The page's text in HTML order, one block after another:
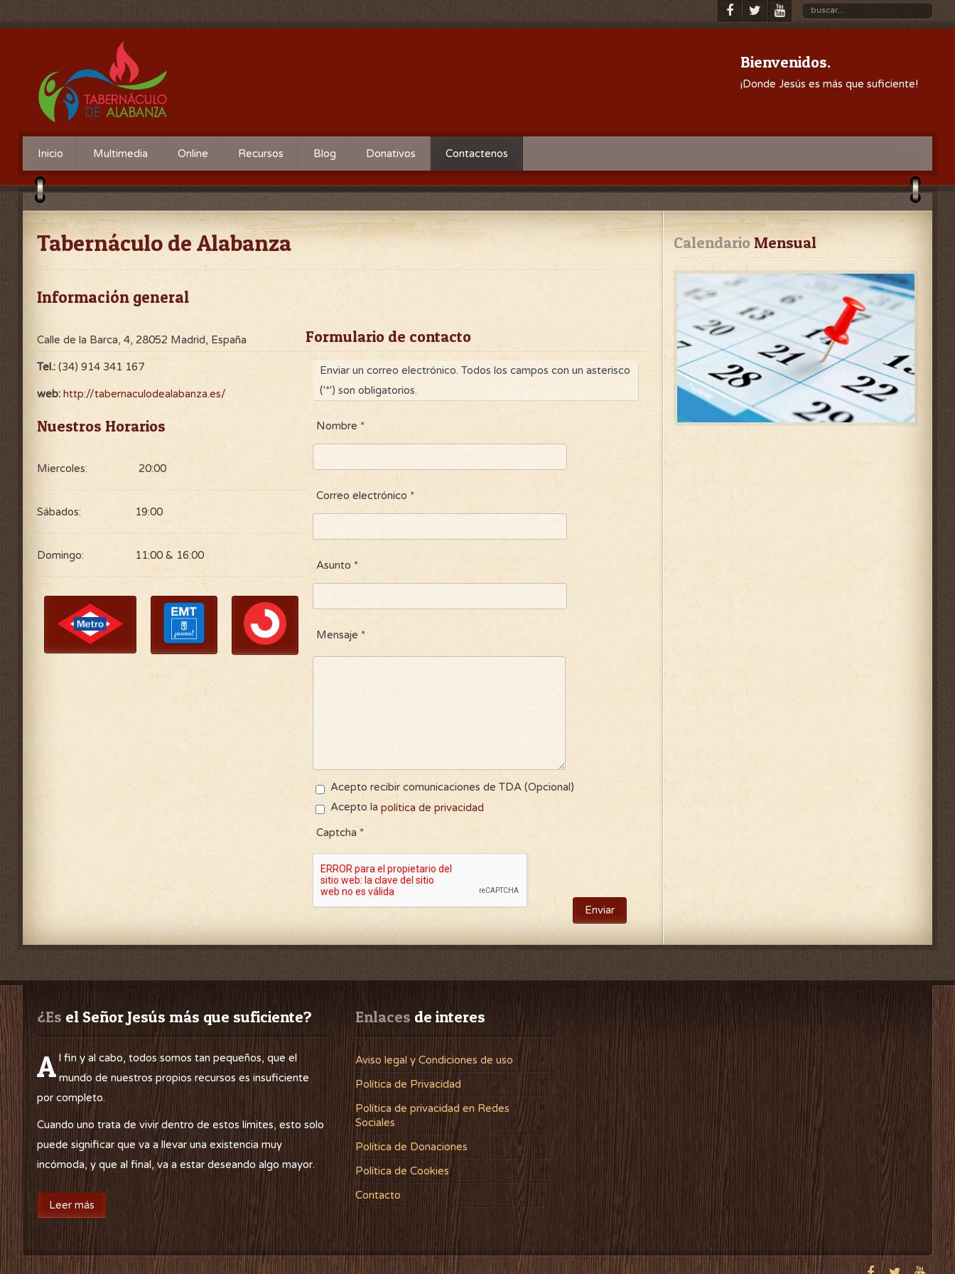
Bienvenidos.
¡Donde Jesús es más que suficiente!
Inicio Multimedia Online Recursos Blog Donativos Contactenos
Tabernáculo de Alabanza
Información general
Calle de la Barca, 4, 28052 Madrid, España
Tel.:(34) 914 341 167
web: http://tabernaculodealabanza.es/
Nuestros Horarios
Miercoles: 20:00
Sábados: 19:00
Domingo: 11:00 & 16:00
Formulario de contacto
Enviar un correo electrónico. Todos los campos con un asterisco
('*') son obligatorios.
Nombre *
Correo electrónico *
Asunto *
Mensaje *
Acepto recibir comunicaciones de TDA (Opcional)
Acepto la política de privacidad
Captcha *
Enviar
Calendario Mensual
¿Es el Señor Jesús más que suficiente?
A l fin y al cabo, todos somos tan pequeños, que el
mundo de nuestros propios recursos es insuficiente
por completo.
Cuando uno trata de vivir dentro de estos límites, esto solo
puede significar que va a llevar una existencia muy
incómoda, y que al final, va a estar deseando algo mayor.
Leer más
Enlaces de interes
Aviso legal y Condiciones de uso
Política de Privacidad
Política de privacidad en Redes
Sociales
Política de Donaciones
Política de Cookies
Contacto